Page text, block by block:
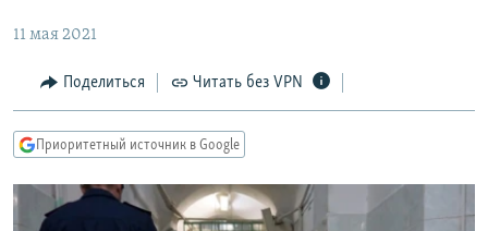
Вернутся
Вернутся
поиску
МНЕНИЯ
КУЛЬТУРА
КАВКАЗ.РЕАЛИИ
СЕВЕР.РЕАЛИИ
11 мая 2021
Поделиться Читать без VPN
Приоритетный источник в Google